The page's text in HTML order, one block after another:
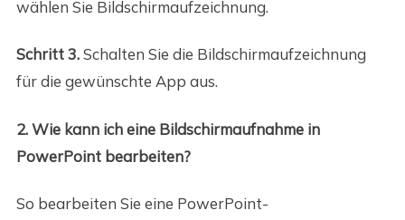
wählen Sie Bildschirmaufzeichnung.
Schritt 3.Schalten Sie die Bildschirmaufzeichnung
für die gewünschte App aus.
2. Wie kann ich eine Bildschirmaufnahme in
PowerPoint bearbeiten?
So bearbeiten Sie eine PowerPoint-